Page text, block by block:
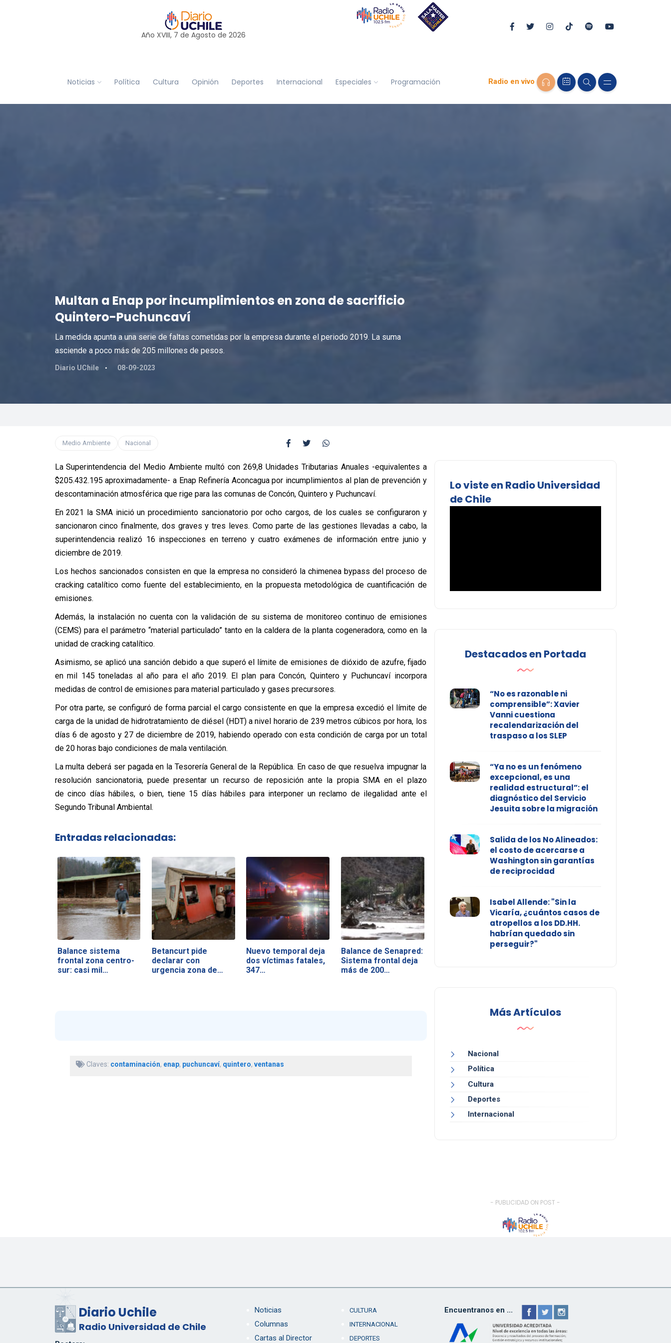
Año XVIII, 7 de Agosto de 2026
Noticias Política Cultura Opinión Deportes Internacional Especiales Programación Radio en vivo
Multan a Enap por incumplimientos en zona de sacrificio
Quintero-Puchuncaví
La medida apunta a una serie de faltas cometidas por la empresa durante el periodo 2019. La suma
asciende a poco más de 205 millones de pesos.
Diario UChile 08-09-2023
Medio Ambiente Nacional
La Superintendencia del Medio Ambiente multó con 269,8 Unidades Tributarias Anuales -equivalentes a
$205.432.195 aproximadamente- a Enap Refinería Aconcagua por incumplimientos al plan de prevención y
descontaminación atmosférica que rige para las comunas de Concón, Quintero y Puchuncaví.
En 2021 la SMA inició un procedimiento sancionatorio por ocho cargos, de los cuales se configuraron y
sancionaron cinco finalmente, dos graves y tres leves. Como parte de las gestiones llevadas a cabo, la
superintendencia realizó 16 inspecciones en terreno y cuatro exámenes de información entre junio y
diciembre de 2019.
Los hechos sancionados consisten en que la empresa no consideró la chimenea bypass del proceso de
cracking catalítico como fuente del establecimiento, en la propuesta metodológica de cuantificación de
emisiones.
Además, la instalación no cuenta con la validación de su sistema de monitoreo continuo de emisiones
(CEMS) para el parámetro “material particulado” tanto en la caldera de la planta cogeneradora, como en la
unidad de cracking catalítico.
Asimismo, se aplicó una sanción debido a que superó el límite de emisiones de dióxido de azufre, fijado
en mil 145 toneladas al año para el año 2019. El plan para Concón, Quintero y Puchuncaví incorpora
medidas de control de emisiones para material particulado y gases precursores.
Por otra parte, se configuró de forma parcial el cargo consistente en que la empresa excedió el límite de
carga de la unidad de hidrotratamiento de diésel (HDT) a nivel horario de 239 metros cúbicos por hora, los
días 6 de agosto y 27 de diciembre de 2019, habiendo operado con esta condición de carga por un total
de 20 horas bajo condiciones de mala ventilación.
La multa deberá ser pagada en la Tesorería General de la República. En caso de que resuelva impugnar la
resolución sancionatoria, puede presentar un recurso de reposición ante la propia SMA en el plazo
de cinco días hábiles, o bien, tiene 15 días hábiles para interponer un reclamo de ilegalidad ante el
Segundo Tribunal Ambiental.
Entradas relacionadas:
Balance sistema
frontal zona centro-
sur: casi mil…
Betancurt pide
declarar con
urgencia zona de…
Nuevo temporal deja
dos víctimas fatales,
347…
Balance de Senapred:
Sistema frontal deja
más de 200…
Claves: contaminación, enap, puchuncaví, quintero, ventanas
Lo viste en Radio Universidad
de Chile
Destacados en Portada
“No es razonable ni
comprensible”: Xavier
Vanni cuestiona
recalendarización del
traspaso a los SLEP
“Ya no es un fenómeno
excepcional, es una
realidad estructural”: el
diagnóstico del Servicio
Jesuita sobre la migración
Salida de los No Alineados:
el costo de acercarse a
Washington sin garantías
de reciprocidad
Isabel Allende: "Sin la
Vicaría, ¿cuántos casos de
atropellos a los DD.HH.
habrían quedado sin
perseguir?"
Más Artículos
Nacional
Política
Cultura
Deportes
Internacional
- PUBLICIDAD ON POST -
Diario Uchile
Radio Universidad de Chile
Noticias
Columnas
Cartas al Director
CULTURA
INTERNACIONAL
DEPORTES
Encuentranos en ...